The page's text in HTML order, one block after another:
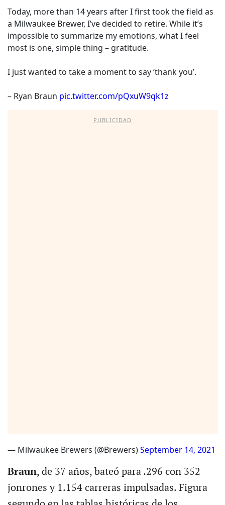
Today, more than 14 years after I first took the field as
a Milwaukee Brewer, I’ve decided to retire. While it’s
impossible to summarize my emotions, what I feel
most is one, simple thing – gratitude.
I just wanted to take a moment to say ‘thank you’.
– Ryan Braun pic.twitter.com/pQxuW9qk1z
PUBLICIDAD
— Milwaukee Brewers (@Brewers)September 14, 2021
Braun, de 37 años, bateó para .296 con 352
jonrones y 1.154 carreras impulsadas. Figura